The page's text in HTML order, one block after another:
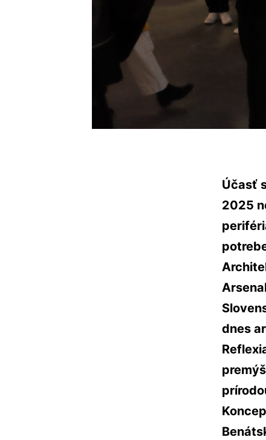
Účasť
2025
dnes